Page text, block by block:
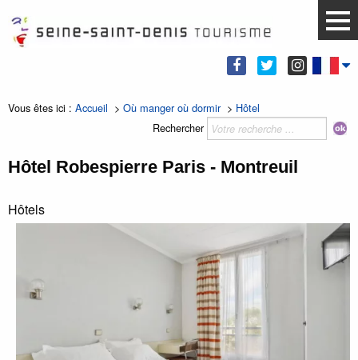
Vous êtes ici : Accueil > Où manger où dormir> Hôtel
Rechercher
Hôtel Robespierre Paris - Montreuil
Hôtels